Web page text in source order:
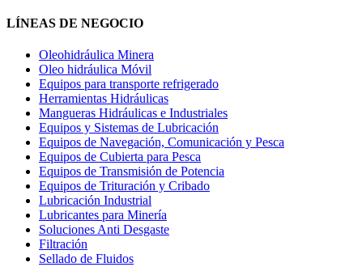
LÍNEAS DE NEGOCIO
Oleohidráulica Minera
Oleo hidráulica Móvil
Equipos para transporte refrigerado
Herramientas Hidráulicas
Mangueras Hidráulicas e Industriales
Equipos y Sistemas de Lubricación
Equipos de Navegación, Comunicación y Pesca
Equipos de Cubierta para Pesca
Equipos de Transmisión de Potencia
Equipos de Trituración y Cribado
Lubricación Industrial
Lubricantes para Minería
Soluciones Anti Desgaste
Filtración
Sellado de Fluidos